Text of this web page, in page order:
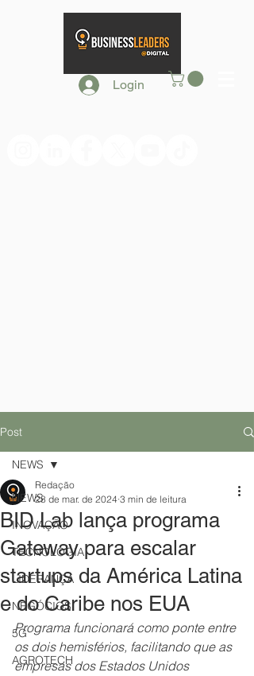
Login
Post
NEWS
INOVAÇÃO
TECNOLOGIA
LIDERANÇA
NEGÓCIOS
5G
AGROTECH
NEWS
BID Lab lança programa
Gateway para escalar
startups da América Latina
e do Caribe nos EUA
Redação
28 de mar. de 2024 3 min de leitura
Programa funcionará como ponte entre
os dois hemisférios, facilitando que as
empresas dos Estados Unidos